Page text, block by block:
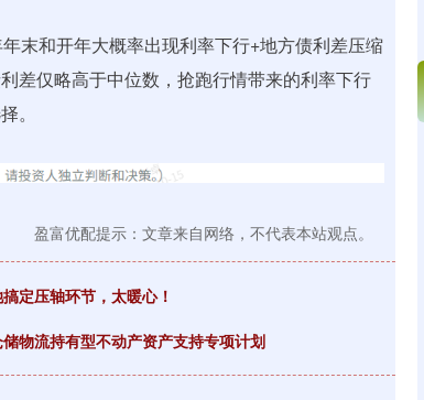
末和开年大概率出现利率下行+地方债利差压缩
差仅略高于中位数，抢跑行情带来的利率下行
。
盈富优配提示：文章来自网络，不代表本站观点。
定压轴环节，太暖心！
物流持有型不动产资产支持专项计划